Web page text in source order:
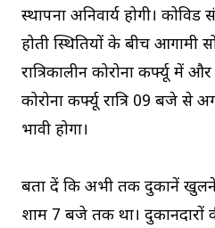
स्थापना अनिवार्य होगी।
होती स्थितियों के बीच आगामी
रात्रिकालीन कोरोना कर्फ्यू में
कोरोना कर्फ्यू रात्रि 09 बजे
प्रभावी होगा।
बता दें कि अभी तक दुकानें
शाम 7 बजे तक था। दुकानदारों